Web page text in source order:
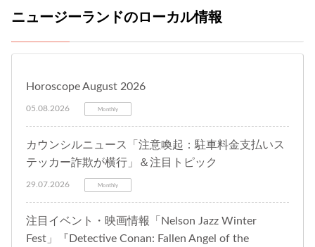
ニュージーランドのローカル情報
Horoscope August 2026
05.08.2026 Monthly
カウンシルニュース「注意喚起：駐車料金支払いス
テッカー詐欺が横行」＆注目トピック
29.07.2026 Monthly
注目イベント・映画情報「Nelson Jazz Winter
Fest」『Detective Conan: Fallen Angel of the